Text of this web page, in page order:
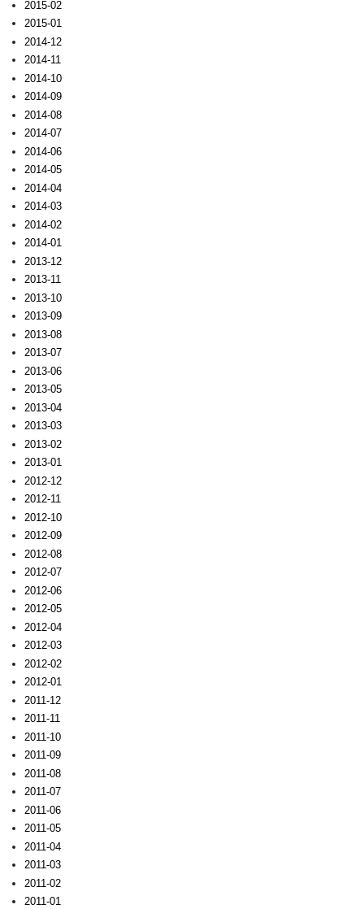
2015-02
2015-01
2014-12
2014-11
2014-10
2014-09
2014-08
2014-07
2014-06
2014-05
2014-04
2014-03
2014-02
2014-01
2013-12
2013-11
2013-10
2013-09
2013-08
2013-07
2013-06
2013-05
2013-04
2013-03
2013-02
2013-01
2012-12
2012-11
2012-10
2012-09
2012-08
2012-07
2012-06
2012-05
2012-04
2012-03
2012-02
2012-01
2011-12
2011-11
2011-10
2011-09
2011-08
2011-07
2011-06
2011-05
2011-04
2011-03
2011-02
2011-01